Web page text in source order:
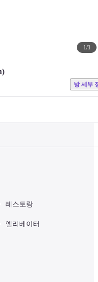
을 사용할 수 있습니다.
있습니다. 침구 (침대)를 준비
. (수량이 한정되어 있기 때문
드립니다. ）
시설의 공식 웹사이트를 방문
1/1
방 세부
레스토랑
엘리베이터